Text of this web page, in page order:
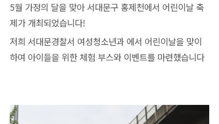
5월 가정의 달을 맞아 서대문구 홍제천에서 어린이날 축
제가 개최되었습니다!
저희 서대문경찰서 여성청소년과 에서 어린이날을 맞이
하여 아이들을 위한 체험 부스와 이벤트를 마련했습니다